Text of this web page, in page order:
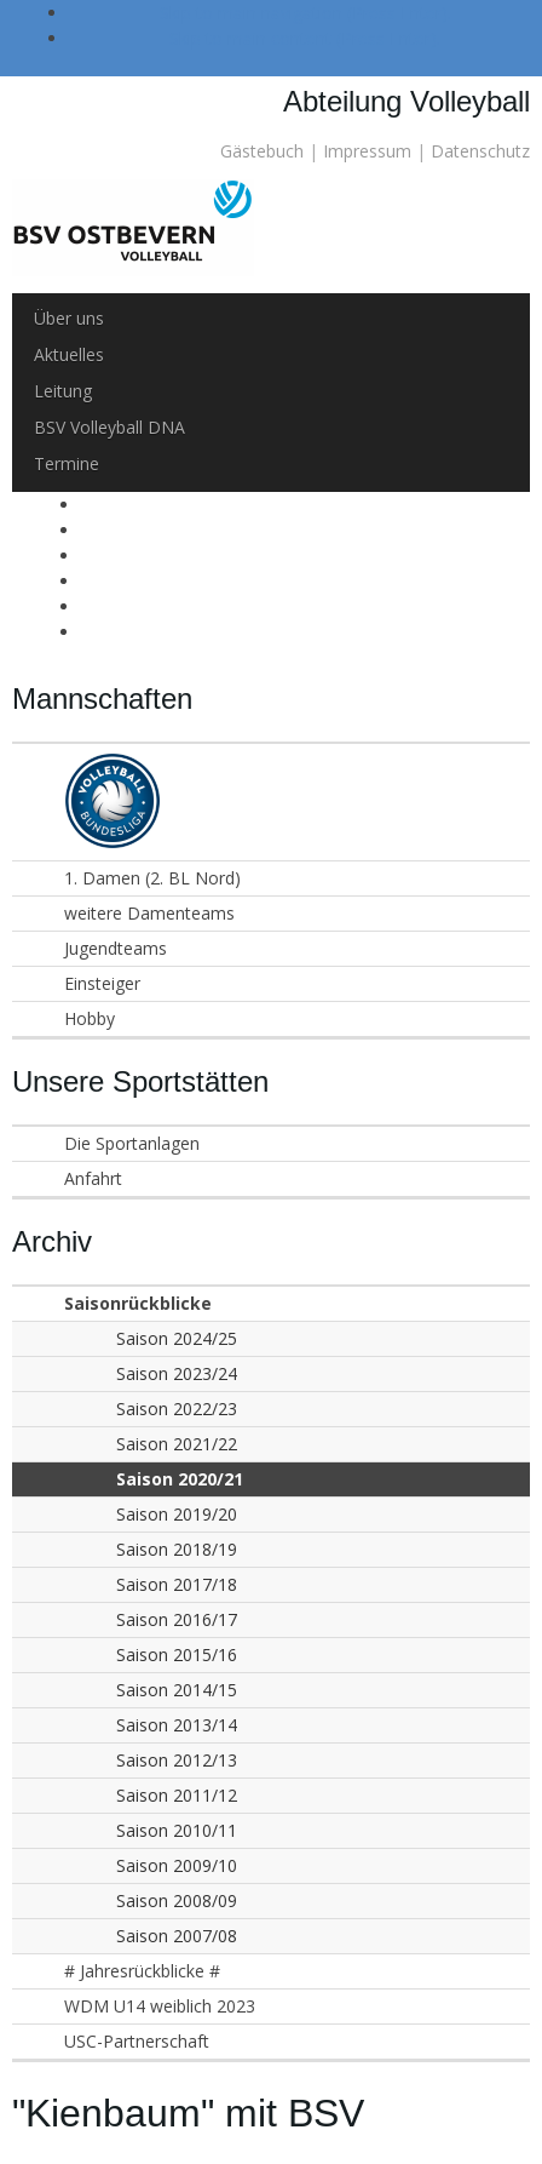
Abteilung Volleyball
Gästebuch | Impressum | Datenschutz
Über uns
Aktuelles
Leitung
BSV Volleyball DNA
Termine
Mannschaften
1. Damen (2. BL Nord)
weitere Damenteams
Jugendteams
Einsteiger
Hobby
Unsere Sportstätten
Die Sportanlagen
Anfahrt
Archiv
Saisonrückblicke
Saison 2024/25
Saison 2023/24
Saison 2022/23
Saison 2021/22
Saison 2020/21
Saison 2019/20
Saison 2018/19
Saison 2017/18
Saison 2016/17
Saison 2015/16
Saison 2014/15
Saison 2013/14
Saison 2012/13
Saison 2011/12
Saison 2010/11
Saison 2009/10
Saison 2008/09
Saison 2007/08
# Jahresrückblicke #
WDM U14 weiblich 2023
USC-Partnerschaft
"Kienbaum" mit BSV